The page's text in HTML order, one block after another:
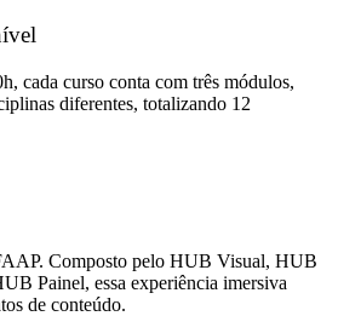
cada curso conta com três módulos,
diferentes, totalizando 12
Composto pelo HUB Visual, HUB
Painel, essa experiência imersiva
de conteúdo.